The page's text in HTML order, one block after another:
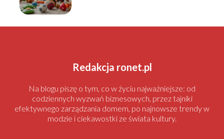
Redakcja ronet.pl
Na blogu piszę o tym, co w życiu najważniejsze: od
codziennych wyzwań biznesowych, przez tajniki
efektywnego zarządzania domem, po najnowsze trendy w
modzie i ciekawostki ze świata kultury.